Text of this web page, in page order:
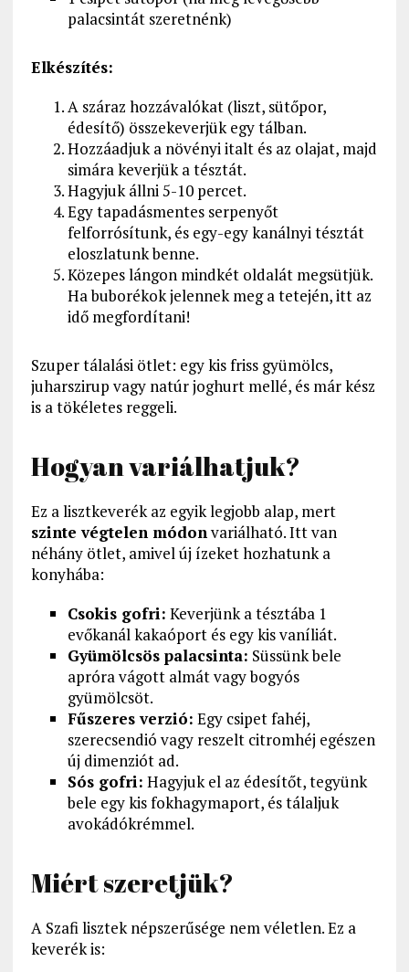
palacsintát szeretnénk)
Elkészítés:
A száraz hozzávalókat (liszt, sütőpor,
édesítő) összekeverjük egy tálban.
Hozzáadjuk a növényi italt és az olajat, majd
simára keverjük a tésztát.
Hagyjuk állni 5-10 percet.
Egy tapadásmentes serpenyőt
felforrósítunk, és egy-egy kanálnyi tésztát
eloszlatunk benne.
Közepes lángon mindkét oldalát megsütjük.
Ha buborékok jelennek meg a tetején, itt az
idő megfordítani!
Szuper tálalási ötlet: egy kis friss gyümölcs,
juharszirup vagy natúr joghurt mellé, és már kész
is a tökéletes reggeli.
Hogyan variálhatjuk?
Ez a lisztkeverék az egyik legjobb alap, mert
szinte végtelen módonvariálható. Itt van
néhány ötlet, amivel új ízeket hozhatunk a
konyhába:
Csokis gofri: Keverjünk a tésztába 1
evőkanál kakaóport és egy kis vaníliát.
Gyümölcsös palacsinta: Süssünk bele
apróra vágott almát vagy bogyós
gyümölcsöt.
Fűszeres verzió: Egy csipet fahéj,
szerecsendió vagy reszelt citromhéj egészen
új dimenziót ad.
Sós gofri: Hagyjuk el az édesítőt, tegyünk
bele egy kis fokhagymaport, és tálaljuk
avokádókrémmel.
Miért szeretjük?
A Szafi lisztek népszerűsége nem véletlen. Ez a
keverék is: